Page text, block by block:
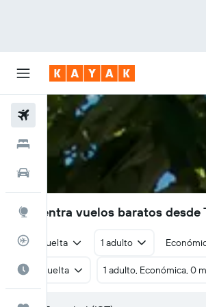
Vuelos
Hoteles
Autos
Explore
Rastreador
Cuándo ir
Encuentra vuelos baratos
Ida y vuelta 1 adulto
Ida y vuelta 1 adulto, Económica, 0